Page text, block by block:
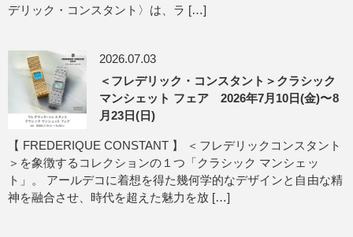
デリック・コンスタント〉は、ラ […]
2026.07.03
＜フレデリック・コンスタント＞クラシック
マンシェット フェア 2026年7月10日(金)〜8
月23日(日)
【 FREDERIQUE CONSTANT 】 ＜フレデリックコンスタント
＞を象徴するコレクションの１つ「クラシック マンシェッ
ト」。 アールデコに着想を得た幾何学的なデザインと自由な精
神を融合させ、時代を超えた魅力を放 […]